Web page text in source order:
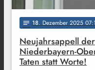
notes 18. Dezember 2025
Neujahrsappell
Niederbayern-
Taten statt Worte!